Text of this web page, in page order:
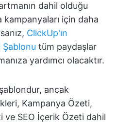
dahil olduğu
için daha
ClickUp'ın
tüm paydaşlar
yardımcı olacaktır.
ancak
Kampanya Özeti,
ve SEO İçerik Özeti dahil